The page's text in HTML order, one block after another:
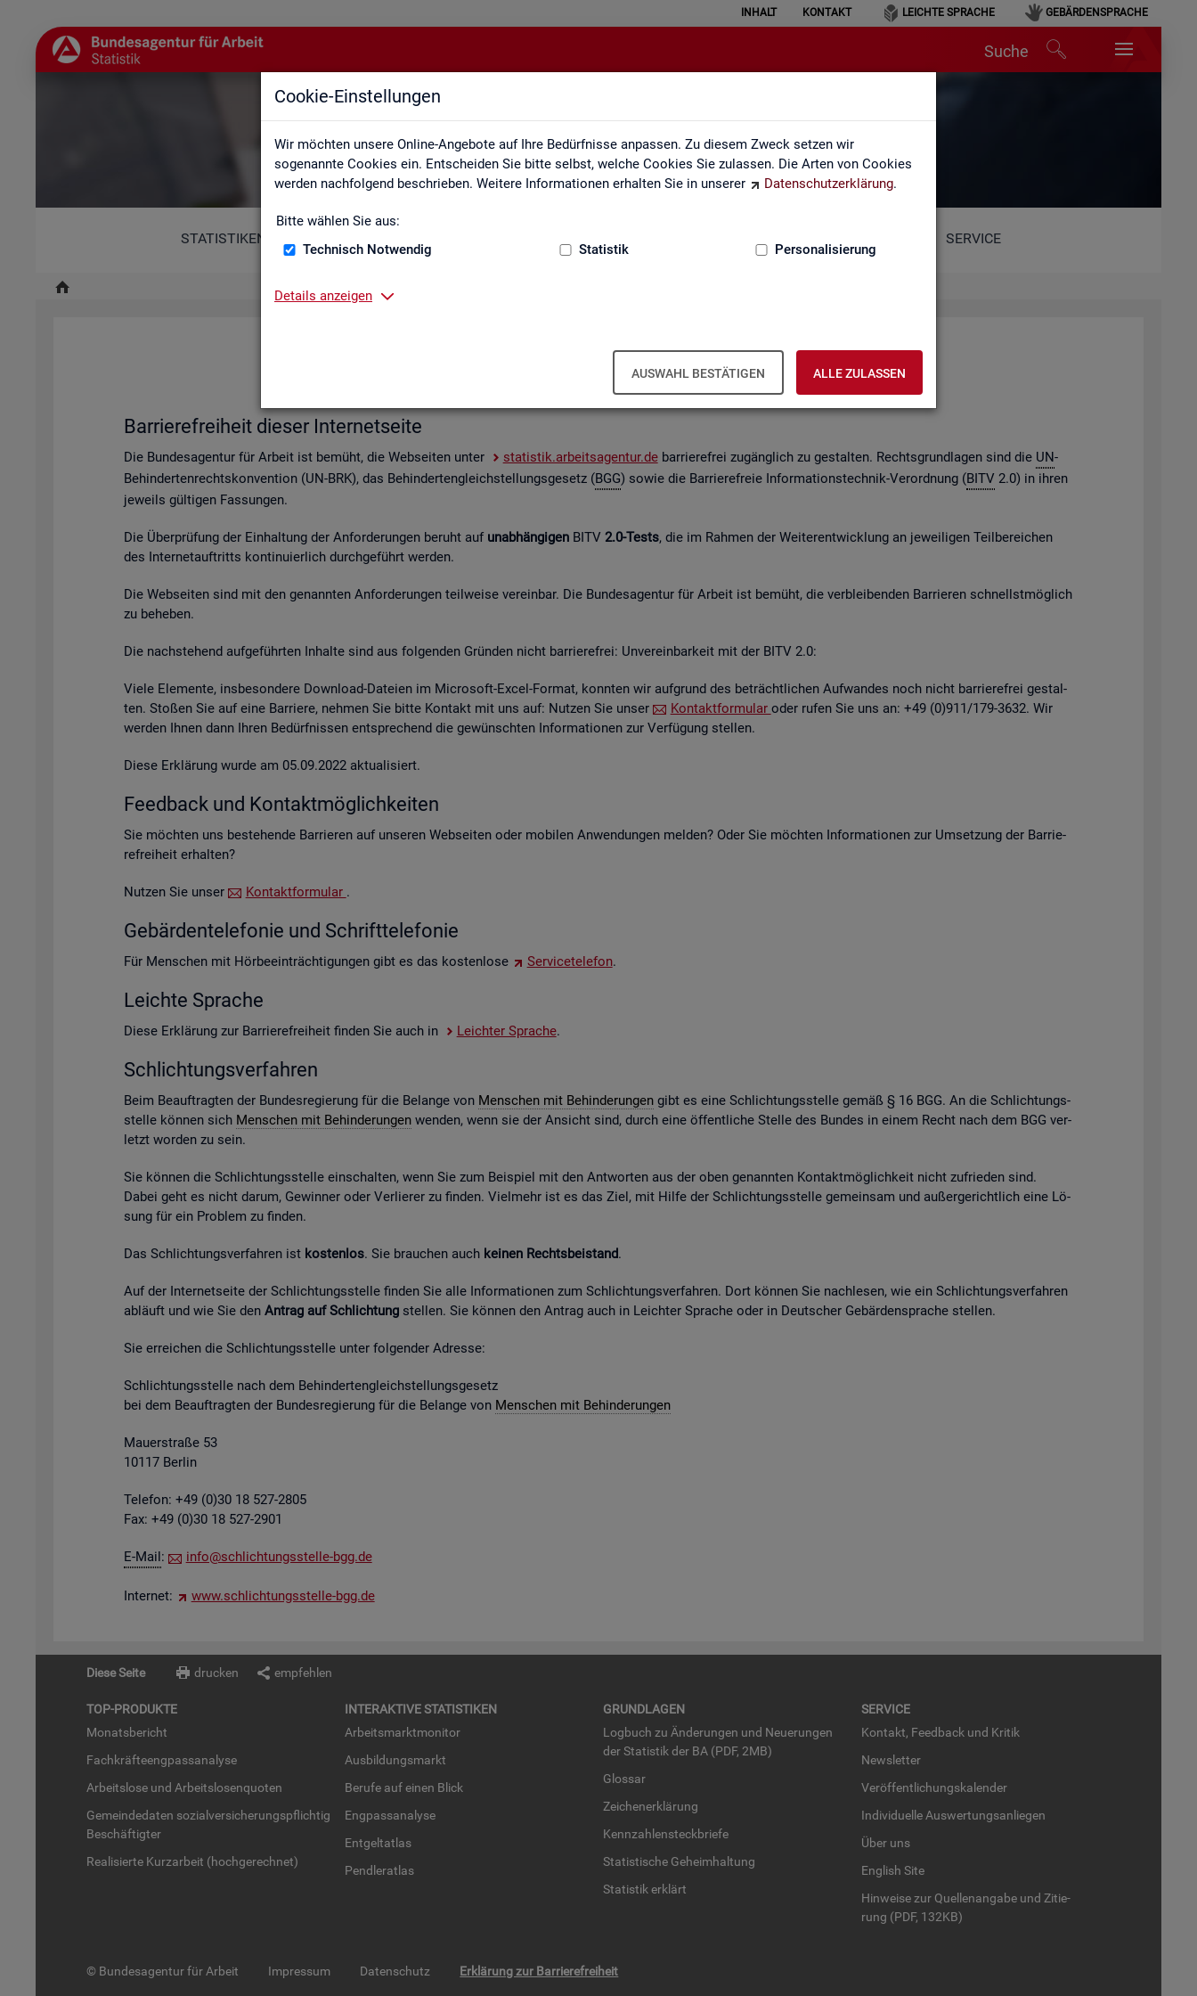
Cookie-Einstellungen
Wir möchten unsere Online-Angebote auf Ihre Bedürfnisse anpassen. Zu diesem Zweck setzen wir
sogenannte Cookies ein. Entscheiden Sie bitte selbst, welche Cookies Sie zulassen. Die Arten von Cookies
werden nachfolgend beschrieben. Weitere Informationen erhalten Sie in unserer
Datenschutzerklärung.
Bitte wählen Sie aus:
Technisch Notwendig
Statistik Personalisierung
Details anzeigen
AUSWAHL BESTÄTIGEN ALLE ZULASSEN
INHALT KONTAKT LEICHTE SPRACHE GEBÄRDENSPRACHE
Suche
Erklärung zur Barrierefreiheit
STATISTIKEN SERVICE
Er­klä­rung zur Bar­rie­re­frei­heit
sta­tis­tik.ar­beits­agen­tur.de ver­öf­fent­lich­ten Web­sei­ten.
Bar­rie­re­frei­heit die­ser In­ter­net­sei­te
Die Bun­des­agen­tur für Ar­beit ist be­müht, die Web­sei­ten unter sta­tis­tik.ar­beits­agen­tur.debar­rie­re­frei zu­gäng­lich zu ge­stal­ten. Rechts­grund­la­gen sind die UN-
Be­hin­der­ten­rechts­kon­ven­ti­on (UN-BRK), das Be­hin­der­ten­gleich­stel­lungs­ge­setz (BGG) sowie die Bar­rie­re­freie In­for­ma­ti­ons­tech­nik-Ver­ord­nung (BITV 2.0) in ihren
je­weils gül­ti­gen Fas­sun­gen.
Die Über­prü­fung der Ein­hal­tung der An­for­de­run­gen be­ruht auf un­ab­hän­gi­genBITV 2.0-Tests, die im Rah­men der Wei­ter­ent­wick­lung an je­wei­li­gen Teil­be­rei­chen
des In­ter­net­auf­tritts kon­ti­nu­ier­lich durch­ge­führt wer­den.
Die Web­sei­ten sind mit den ge­nann­ten An­for­de­run­gen teil­wei­se ver­ein­bar. Die Bun­des­agen­tur für Ar­beit ist be­müht, die ver­blei­ben­den Bar­rie­ren schnellst­mög­lich
zu be­he­ben.
Die nach­ste­hend auf­ge­führ­ten In­hal­te sind aus fol­gen­den Grün­den nicht bar­rie­re­frei: Un­ver­ein­bar­keit mit der BITV 2.0:
Viele Ele­men­te, ins­be­son­de­re Down­load-Da­tei­en im Mi­cro­soft-Excel-For­mat, konn­ten wir auf­grund des be­trächt­li­chen Auf­wan­des noch nicht bar­rie­re­frei ge­stal­
ten. Sto­ßen Sie auf eine Bar­rie­re, neh­men Sie bitte Kon­takt mit uns auf: Nut­zen Sie unser
Kon­takt­for­mu­lar oder rufen Sie uns an: +49 (0)911/179-3632. Wir
wer­den Ihnen dann Ihren Be­dürf­nis­sen ent­spre­chend die ge­wünsch­ten In­for­ma­tio­nen zur Ver­fü­gung stel­len.
Diese Er­klä­rung wurde am 05.09.2022 ak­tua­li­siert.
Feed­back und Kon­takt­mög­lich­kei­ten
Sie möch­ten uns be­stehen­de Bar­rie­ren auf un­se­ren Web­sei­ten oder mo­bi­len An­wen­dun­gen mel­den? Oder Sie möch­ten In­for­ma­tio­nen zur Um­set­zung der Bar­rie­
re­frei­heit er­hal­ten?
Nut­zen Sie unser Kon­takt­for­mu­lar .
Ge­bär­den­te­le­fo­nie und Schrift­te­le­fo­nie
Für Men­schen mit Hör­be­ein­träch­ti­gun­gen gibt es das kos­ten­lo­se Ser­vice­te­le­fon.
Leich­te Spra­che
Diese Er­klä­rung zur Bar­rie­re­frei­heit fin­den Sie auch in Leich­ter Spra­che.
Schlich­tungs­ver­fah­ren
Beim Be­auf­trag­ten der Bun­des­re­gie­rung für die Be­lan­ge von Men­schen mit Be­hin­de­run­gengibt es eine Schlich­tungs­stel­le gemäß § 16 BGG. An die Schlich­tungs­
stel­le kön­nen sich Men­schen mit Be­hin­de­run­genwen­den, wenn sie der An­sicht sind, durch eine öf­fent­li­che Stel­le des Bun­des in einem Recht nach dem BGG ver­
letzt wor­den zu sein.
Sie kön­nen die Schlich­tungs­stel­le ein­schal­ten, wenn Sie zum Bei­spiel mit den Ant­wor­ten aus der oben ge­nann­ten Kon­takt­mög­lich­keit nicht zu­frie­den sind.
Dabei geht es nicht darum, Ge­win­ner oder Ver­lie­rer zu fin­den. Viel­mehr ist es das Ziel, mit Hilfe der Schlich­tungs­stel­le ge­mein­sam und au­ßer­ge­richt­lich eine Lö­
sung für ein Pro­blem zu fin­den.
Das Schlich­tungs­ver­fah­ren ist kos­ten­los. Sie brau­chen auch kei­nen Rechts­bei­stand.
Auf der In­ter­net­sei­te der Schlich­tungs­stel­le fin­den Sie alle In­for­ma­tio­nen zum Schlich­tungs­ver­fah­ren. Dort kön­nen Sie nach­le­sen, wie ein Schlich­tungs­ver­fah­ren
ab­läuft und wie Sie den An­trag auf Schlich­tungstel­len. Sie kön­nen den An­trag auch in Leich­ter Spra­che oder in Deut­scher Ge­bär­den­spra­che stel­len.
Sie er­rei­chen die Schlich­tungs­stel­le unter fol­gen­der Adres­se:
Schlich­tungs­stel­le nach dem Be­hin­der­ten­gleich­stel­lungs­ge­setz
bei dem Be­auf­trag­ten der Bun­des­re­gie­rung für die Be­lan­ge von Men­schen mit Be­hin­de­run­gen
Mau­er­stra­ße 53
10117 Ber­lin
Te­le­fon: +49 (0)30 18 527-2805
Fax: +49 (0)30 18 527-2901
E-Mail: info@​sch​lich​tung​sste​lle-​bgg.​de
In­ter­net: www.​sch​lich​tung​sste​lle-​bgg.​de
Diese Seite drucken empfehlen
TOP-PRO­DUK­TE
Mo­nats­be­richt
Fach­kräf­te­eng­pass­ana­ly­se
Ar­beits­lo­se und Ar­beits­lo­sen­quo­ten
Ge­mein­de­da­ten so­zi­al­ver­si­che­rungs­pflich­tig
Be­schäf­tig­ter
Rea­li­sier­te Kurz­ar­beit (hoch­ge­rech­net)
IN­TER­AK­TI­VE STA­TIS­TI­KEN
Ar­beits­markt­mo­ni­tor
Aus­bil­dungs­markt
Be­ru­fe auf einen Blick
Eng­pass­ana­ly­se
Ent­gel­t­at­las
Pend­ler­at­las
GRUND­LA­GEN
Log­buch zu Än­de­run­gen und Neue­run­gen
der Sta­tis­tik der BA (PDF, 2MB)
Glos­sar
Zei­chen­er­klä­rung
Kenn­zah­len­steck­brie­fe
Sta­tis­ti­sche Ge­heim­hal­tung
Sta­tis­tik er­klärt
SER­VICE
Kon­takt, Feed­back und Kri­tik
News­let­ter
Ver­öf­fent­li­chungs­ka­len­der
In­di­vi­du­el­le Aus­wer­tungs­an­lie­gen
Über uns
English Site
Hin­wei­se zur Quel­len­an­ga­be und Zi­tie­
rung (PDF, 132KB)
© Bundesagentur für Arbeit Impressum Datenschutz Erklärung zur Barrierefreiheit